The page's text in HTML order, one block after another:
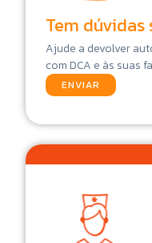
Tem dúvidas
Ajude a devolver
com DCA e às suas
ENVIAR